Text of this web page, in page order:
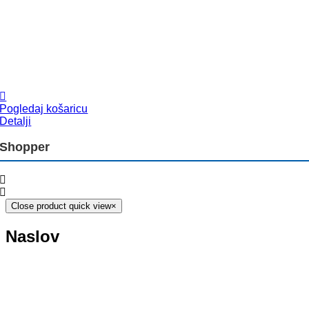
Pogledaj košaricu
Detalji
Shopper
Close product quick view×
Naslov